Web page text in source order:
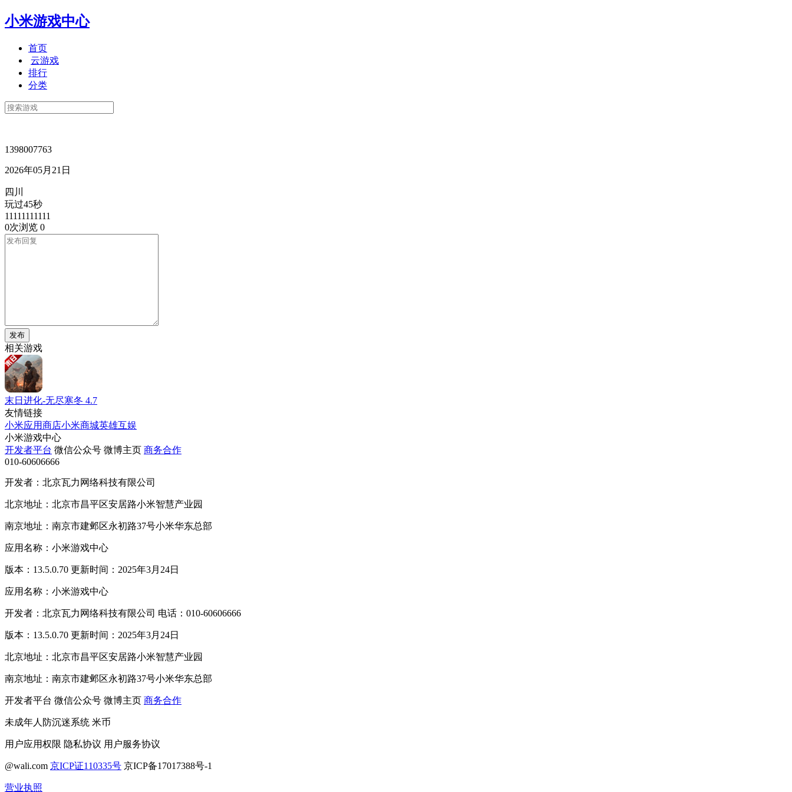
小米游戏中心
首页
云游戏
排行
分类
1398007763
2026年05月21日
四川
玩过45秒
11111111111
0次浏览 0
发布
相关游戏
末日进化-无尽寒冬 4.7
友情链接
小米应用商店小米商城英雄互娱
小米游戏中心
开发者平台 微信公众号 微博主页 商务合作
010-60606666
开发者：北京瓦力网络科技有限公司
北京地址：北京市昌平区安居路小米智慧产业园
南京地址：南京市建邺区永初路37号小米华东总部
应用名称：小米游戏中心
版本：13.5.0.70 更新时间：2025年3月24日
应用名称：小米游戏中心
开发者：北京瓦力网络科技有限公司 电话：010-60606666
版本：13.5.0.70 更新时间：2025年3月24日
北京地址：北京市昌平区安居路小米智慧产业园
南京地址：南京市建邺区永初路37号小米华东总部
开发者平台 微信公众号 微博主页 商务合作
未成年人防沉迷系统 米币
用户应用权限 隐私协议 用户服务协议
@wali.com 京ICP证110335号 京ICP备17017388号-1
营业执照